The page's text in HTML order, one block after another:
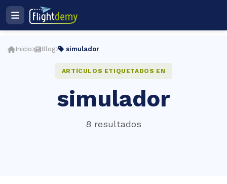
Ingresar
Inicio Blog simulador
ARTÍCULOS ETIQUETADOS EN
simulador
8 resultados